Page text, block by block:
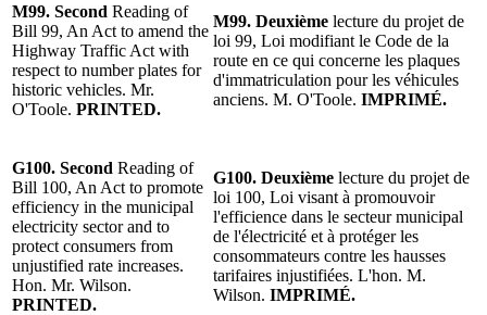
M99. Second Reading of
Bill 99, An Act to amend the
Highway Traffic Act with
respect to number plates for
historic vehicles. Mr.
O'Toole. PRINTED.
M99. Deuxième lecture du projet de
loi 99, Loi modifiant le Code de la
route en ce qui concerne les plaques
d'immatriculation pour les véhicules
anciens. M. O'Toole. IMPRIMÉ.
G100. Second Reading of
Bill 100, An Act to promote
efficiency in the municipal
electricity sector and to
protect consumers from
unjustified rate increases.
Hon. Mr. Wilson.
PRINTED.
G100. Deuxième lecture du projet de
loi 100, Loi visant à promouvoir
l'efficience dans le secteur municipal
de l'électricité et à protéger les
consommateurs contre les hausses
tarifaires injustifiées. L'hon. M.
Wilson. IMPRIMÉ.